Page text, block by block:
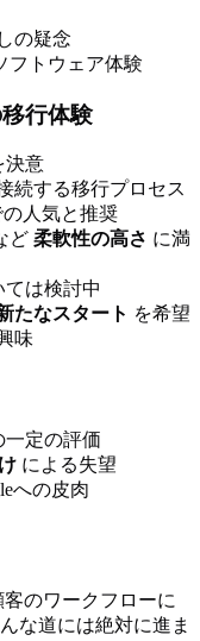
の疑念
フトウェア体験
行体験
決意
続する移行プロセス
の人気と推奨
ど 柔軟性の高さ に満
ては検討中
たなスタート を希望
味
一定の評価
による失望
への皮肉
のワークフローに
な道には絶対に進ま